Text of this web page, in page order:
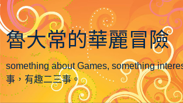
魯大常的華麗冒險
something about Games, something
事，有趣二三事。